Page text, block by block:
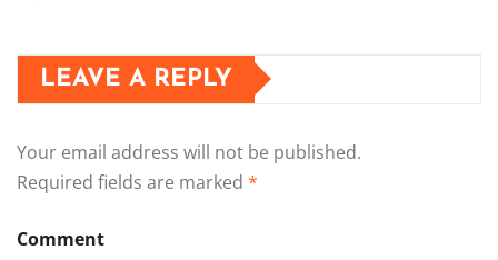
LEAVE A REPLY
Your email address will not be published.
Required fields are marked *
Comment